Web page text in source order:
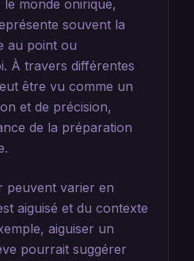
monde onirique,
souvent la
au point ou
À travers différentes
être vu comme un
et de précision,
de la préparation
peuvent varier en
aiguisé et du contexte
aiguiser un
pourrait suggérer